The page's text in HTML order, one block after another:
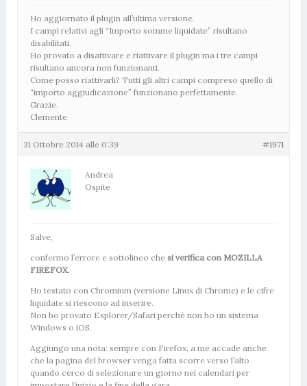
Ho aggiornato il plugin all’ultima versione.
I campi relativi agli “Importo somme liquidate” risultano
disabilitati.
Ho provato a disattivare e riattivare il plugin ma i tre campi
risultano ancora non funzionanti.
Come posso riattivarli? Tutti gli altri campi compreso quello di
“importo aggiudicazione” funzionano perfettamente.
Grazie.
Clemente
31 Ottobre 2014 alle 0:39 #1971
Andrea
Ospite
Salve,
confermo l’errore e sottolineo che si verifica con MOZILLA
FIREFOX.
Ho testato con Chromium (versione Linux di Chrome) e le cifre
liquidate si riescono ad inserire.
Non ho provato Explorer/Safari perchè non ho un sistema
Windows o iOS.
Aggiungo una nota: sempre con Firefox, a me accade anche
che la pagina del browser venga fatta scorre verso l’alto
quando cerco di selezionare un giorno nei calendari per